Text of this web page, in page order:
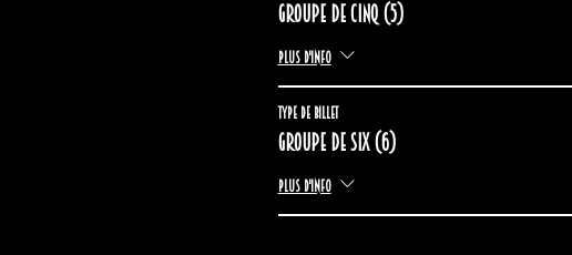
Groupe de cinq (5)
Plus d'info
Type de billet
Groupe de six (6)
Plus d'info